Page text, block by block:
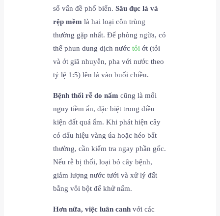
số vấn đề phổ biến.Sâu đục lá và
rệp mềm là hai loại côn trùng
thường gặp nhất. Để phòng ngừa, có
thể phun dung dịch nướctỏi ớt (tỏi
và ớt giã nhuyễn, pha với nước theo
tỷ lệ 1:5) lên lá vào buổi chiều.
Bệnh thối rễ do nấm cũng là mối
nguy tiềm ẩn, đặc biệt trong điều
kiện đất quá ẩm. Khi phát hiện cây
có dấu hiệu vàng úa hoặc héo bất
thường, cần kiểm tra ngay phần gốc.
Nếu rễ bị thối, loại bỏ cây bệnh,
giảm lượng nước tưới và xử lý đất
bằng vôi bột để khử nấm.
Hơn nữa, việc luân canh với các